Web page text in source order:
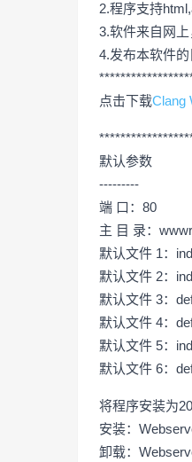
2.程序支持
3.软件来自网
4.发布本软件
点击下载Clang
默认参数
---------
端 口：80
主 目 录：
默认文件 1：
默认文件 2：
默认文件 3：
默认文件 4：
默认文件 5：
默认文件 6：
将程序安装为
安装：
卸载：